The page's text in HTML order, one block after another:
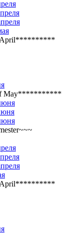
May***********